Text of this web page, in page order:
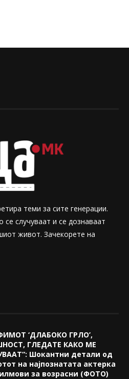
теми за сите генерации.
случуваат и се дознаваат
живот. Зачекорете на
‘ДЛАБОКО ГРЛО’,
ГЛЕДАТЕ КАКО МЕ
Шокантни детали од
на најпознатата актерка
за возрасни (ФОТО)